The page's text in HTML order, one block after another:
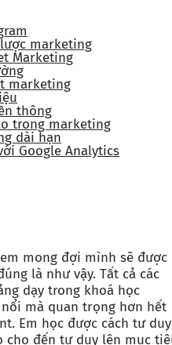
marketing
Marketing
marketing
thông
trong marketing
dài hạn
Google Analytics
mong đợi mình sẽ được
là như vậy. Tất cả các
dạy trong khoá học
mà quan trọng hơn hết
Em học được cách tư duy
cho đến tư duy lên mục